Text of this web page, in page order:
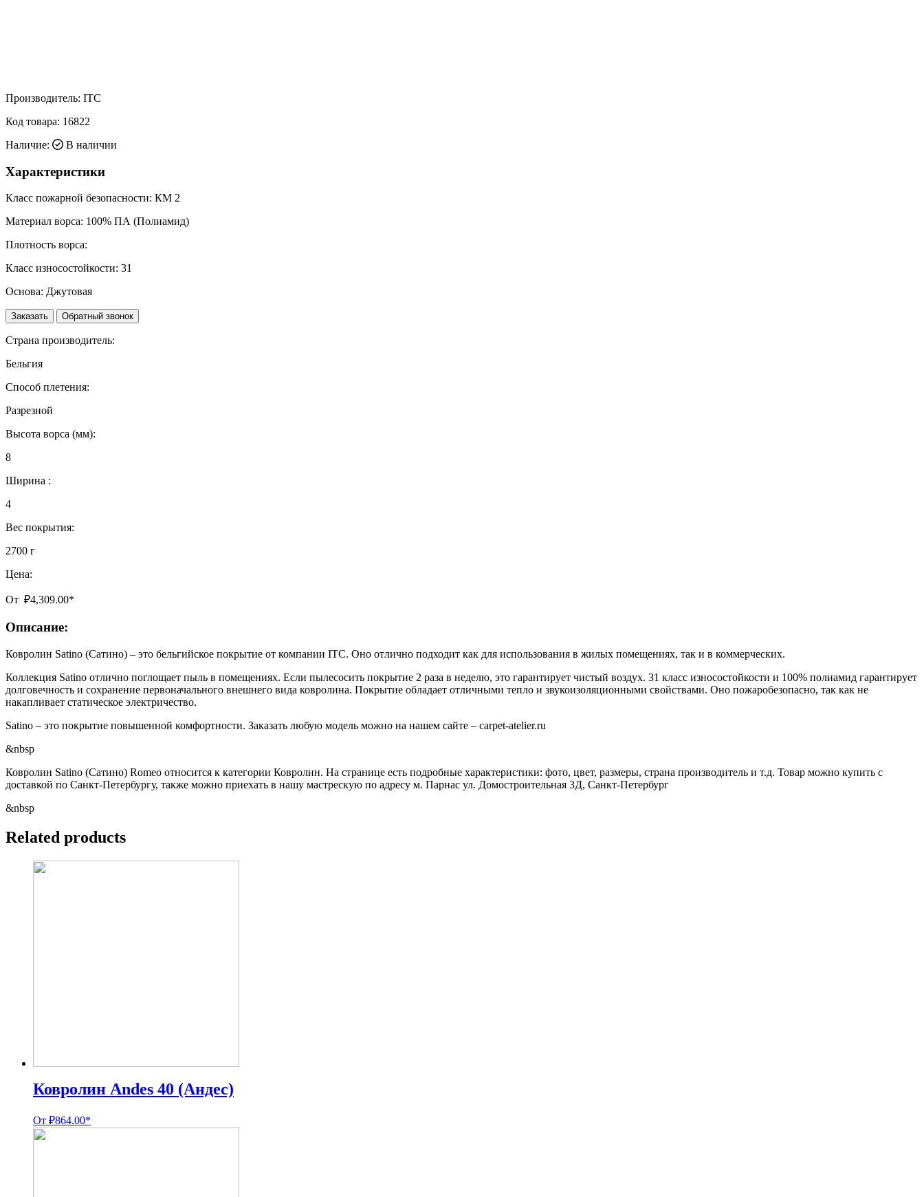
Производитель: ITC
Код товара: 16822
Наличие:
В наличии
Характеристики
Класс пожарной безопасности: КМ 2
Материал ворса: 100% ПА (Полиамид)
Плотность ворса:
Класс износостойкости: 31
Основа: Джутовая
Заказать Обратный звонок
Страна производитель:
Бельгия
Способ плетения:
Разрезной
Высота ворса (мм):
8
Ширина :
4
Вес покрытия:
2700 г
Цена:
От ₽4,309.00*
Описание:
Ковролин Satino (Сатино) – это бельгийское покрытие от компании ITC. Оно отлично подходит как для использования в жилых помещениях, так и в коммерческих.
Коллекция Satino отлично поглощает пыль в помещениях. Если пылесосить покрытие 2 раза в неделю, это гарантирует чистый воздух. 31 класс износостойкости и 100% полиамид гарантирует
долговечность и сохранение первоначального внешнего вида ковролина. Покрытие обладает отличными тепло и звукоизоляционными свойствами. Оно пожаробезопасно, так как не
накапливает статическое электричество.
Satino – это покрытие повышенной комфортности. Заказать любую модель можно на нашем сайте – carpet-atelier.ru
&nbsp
Ковролин Satino (Сатино) Romeo относится к категории Ковролин. На странице есть подробные характеристики: фото, цвет, размеры, страна производитель и т.д. Товар можно купить с
доставкой по Санкт-Петербургу, также можно приехать в нашу мастрескую по адресу м. Парнас ул. Домостроительная 3Д, Санкт-Петербург
&nbsp
Related products
Ковролин Andes 40 (Андес)
От ₽864.00*